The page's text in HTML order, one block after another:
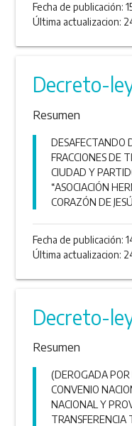
Fecha de publicación:
Última actualizacion:
Decreto-
Resumen
DESAFECTANDO
FRACCIONES DE
CIUDAD Y
“ASOCIACIÓN
CORAZÓN DE
Fecha de publicación:
Última actualizacion:
Decreto-
Resumen
(DEROGADA
CONVENIO
NACIONAL Y
TRANSFERENCIA